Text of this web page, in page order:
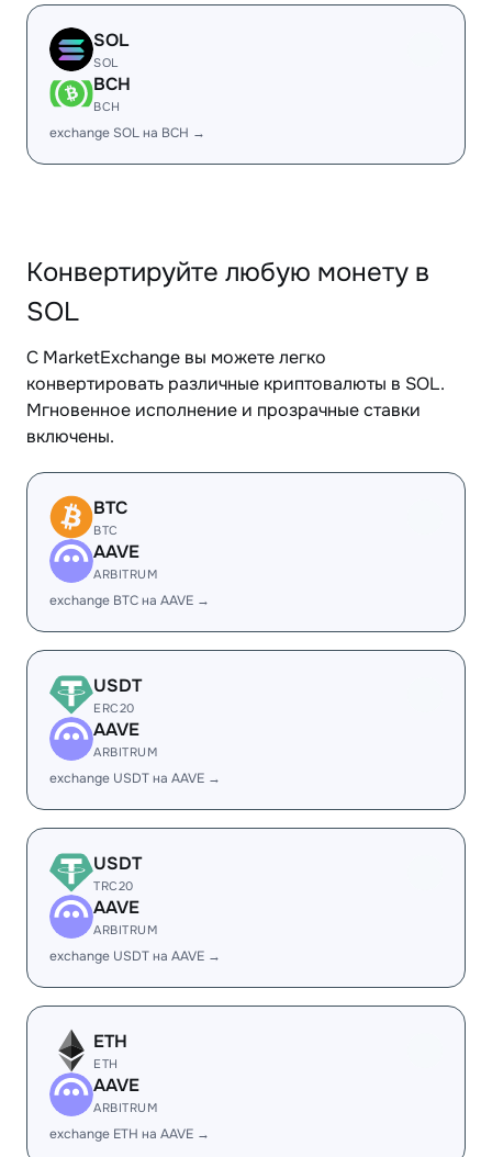
SOL
SOL
BCH
BCH
exchange SOL на BCH →
Конвертируйте любую монету в
SOL
С MarketExchange вы можете легко
конвертировать различные криптовалюты в SOL.
Мгновенное исполнение и прозрачные ставки
включены.
BTC
BTC
AAVE
ARBITRUM
exchange BTC на AAVE →
USDT
ERC20
AAVE
ARBITRUM
exchange USDT на AAVE →
USDT
TRC20
AAVE
ARBITRUM
exchange USDT на AAVE →
ETH
ETH
AAVE
ARBITRUM
exchange ETH на AAVE →